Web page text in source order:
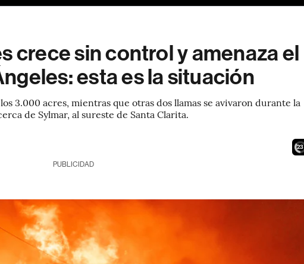
crece sin control y amenaza el
esta es la situación
3.000 acres, mientras que otras dos llamas se avivaron durante la
de Sylmar, al sureste de Santa Clarita.
21
PUBLICIDAD